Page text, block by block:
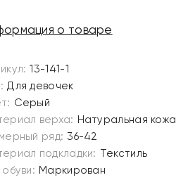
о товаре
13-141-1
Для девочек
Серый
верха: Натуральная кожа
ряд: 36-42
подкладки: Текстиль
Маркирован